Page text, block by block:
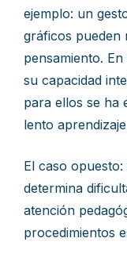
ejemplo: un
gráficos pueden
pensamiento.
su capacidad
para ellos se ha
lento
El caso
determina
atención
procedimientos